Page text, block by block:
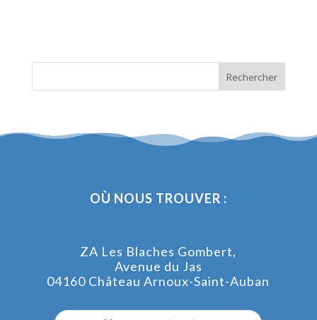
OÙ NOUS TROUVER :
ZA Les Blaches Gombert,
Avenue du Jas
04160 Château Arnoux-Saint-Auban